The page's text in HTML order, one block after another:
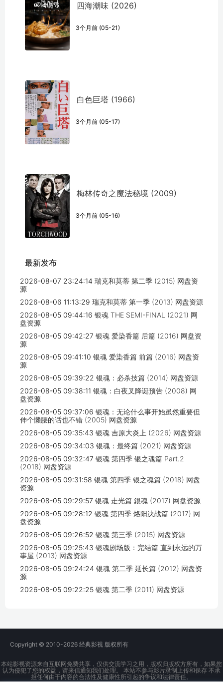
四海潮味 (2026)
3个月前 (05-21)
白色巨塔 (1966)
3个月前 (05-17)
梅林传奇之魔法秘境 (2009)
3个月前 (05-16)
最新发布
2026-08-07 23:24:14 瑞克和莫蒂 第二季 (2015) 网盘资
源
2026-08-06 11:13:29 瑞克和莫蒂 第一季 (2013) 网盘资源
2026-08-05 09:44:16 银魂 THE SEMI-FINAL (2021) 网
盘资源
2026-08-05 09:42:27 银魂 爱染香篇 后篇 (2016) 网盘资
源
2026-08-05 09:41:10 银魂 爱染香篇 前篇 (2016) 网盘资
源
2026-08-05 09:39:22 银魂：必杀技篇 (2014) 网盘资源
2026-08-05 09:38:11 银魂：白夜叉降诞预告 (2008) 网
盘资源
2026-08-05 09:37:06 银魂：无论什么事开始虽然重要但
伸个懒腰的话也不错 (2005) 网盘资源
2026-08-05 09:35:43 银魂 吉原大炎上 (2026) 网盘资源
2026-08-05 09:34:03 银魂：最终篇 (2021) 网盘资源
2026-08-05 09:32:47 银魂 第四季 银之魂篇 Part.2
(2018) 网盘资源
2026-08-05 09:31:58 银魂 第四季 银之魂篇 (2018) 网盘
资源
2026-08-05 09:29:57 银魂 走光篇 銀魂 (2017) 网盘资源
2026-08-05 09:28:12 银魂 第四季 烙阳决战篇 (2017) 网
盘资源
2026-08-05 09:26:52 银魂 第三季 (2015) 网盘资源
2026-08-05 09:25:43 银魂剧场版：完结篇 直到永远的万
事屋 (2013) 网盘资源
2026-08-05 09:24:24 银魂 第二季 延长篇 (2012) 网盘资
源
2026-08-05 09:22:25 银魂 第二季 (2011) 网盘资源
Copyright © 2010-2026 经典影视 版权所有
本站影视资源来自互联网免费共享，仅供交流学习之用，版权归版权方所有，如果您
认为侵犯了您的权益，请来信通知我们处理。 本站不参与影片录制上传和保存 不承
担任何由于内容的合法性及健康性所引起的争议和法律责任。